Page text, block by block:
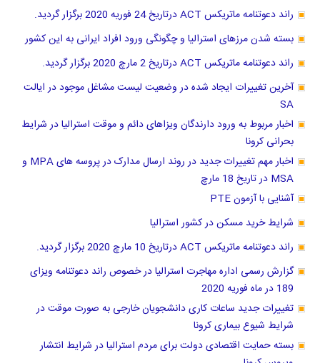
راند دعوتنامه ماتریکس ACT درتاریخ 24 فوریه 2020 برگزار گردید.
بسته شدن مرزهای استرالیا و چگونگی ورود افراد ایرانی به این کشور
راند دعوتنامه ماتریکس ACT درتاریخ 2 مارچ 2020 برگزار گردید.
آخرین تغییرات ایجاد شده در وضعیت لیست مشاغل موجود در ایالت
SA
اخبار مربوط به ورود دارندگان ویزاهای دائم و موقت استرالیا در شرایط
بحرانی کرونا
اخبار مهم تغییرات جدید در روند ارسال مدارک در پروسه های MPA و
MSA در تاریخ 18 مارچ
آشنایی با آزمون PTE
شرایط خرید مسکن در کشور استرالیا
راند دعوتنامه ماتریکس ACT درتاریخ 10 مارچ 2020 برگزار گردید.
گزارش رسمی اداره مهاجرت استرالیا در خصوص راند دعوتنامه ویزای
189 در ماه فوریه 2020
تغییرات جدید ساعات کاری دانشجویان خارجی به صورت موقت در
شرایط شیوع بیماری کرونا
بسته حمایت اقتصادی دولت برای مردم استرالیا در شرایط انتشار
ویروس کرونا